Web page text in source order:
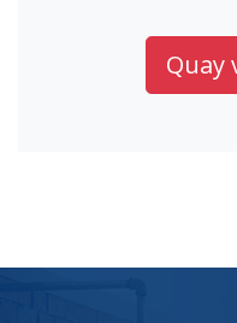
Quay